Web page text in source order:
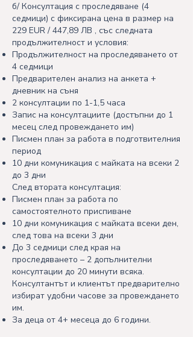
б/ Консултация с проследяване (4
седмици) с фиксирана цена в размер на
229 EUR / 447,89 ЛВ , със следната
продължителност и условия:
Продължителност на проследяването от
4 седмици
Предварителен анализ на анкета +
дневник на съня
2 консултации по 1-1,5 часа
Запис на консултациите (достъпни до 1
месец след провеждането им)
Писмен план за работа в подготвителния
период
10 дни комуникация с майката на всеки 2
до 3 дни
След втората консултация:
Писмен план за работа по
самостоятелното приспиване
10 дни комуникация с майката всеки ден,
след това на всеки 3 дни
До 3 седмици след края на
проследяването – 2 допълнителни
консултации до 20 минути всяка.
Консултантът и клиентът предварително
избират удобни часове за провеждането
им.
За деца от 4+ месеца до 6 години.